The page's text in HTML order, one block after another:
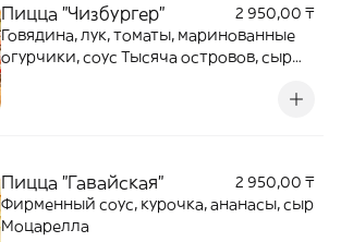
Пицца "Чизбургер"
2 950,00 ₸
Говядина, лук, томаты, маринованные
огурчики, соус Тысяча островов, сыр
Пицца "Гавайская"
2 950,00 ₸
Фирменный соус, курочка, ананасы, сыр
Моцарелла